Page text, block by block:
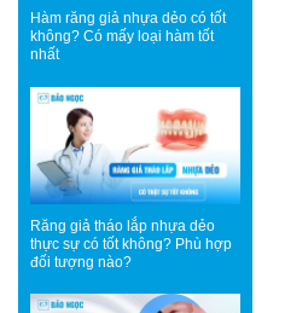
Hàm răng giả nhựa dẻo có tốt
không? Có mấy loại hàm tốt
nhất
Răng giả tháo lắp nhựa dẻo
thực sự có tốt không? Phù hợp
đối tượng nào?